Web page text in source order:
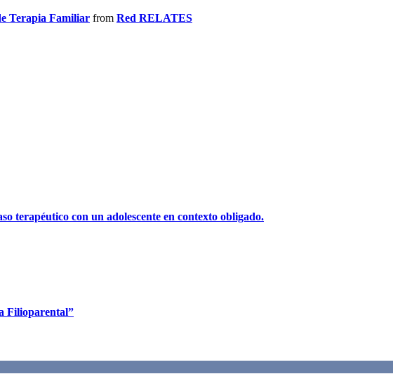
Terapia Familiar from Red RELATES
terapéutico con un adolescente en contexto obligado.
Filioparental”